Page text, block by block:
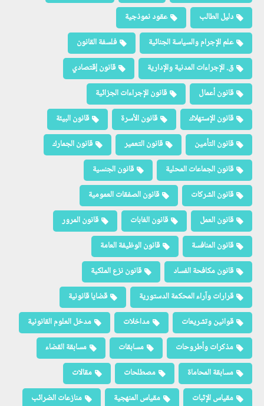
دليل الطالب
عقود نموذجية
علم الإجرام والسياسة الجنائية
فلسفة القانون
ق. الإجراءات المدنية والإدارية
قانون إقتصادي
قانون أعمال
قانون الإجراءات الجزائية
قانون الإستهلاك
قانون الأسرة
قانون البيئة
قانون التأمين
قانون التعمير
قانون الجمارك
قانون الجماعات المحلية
قانون الجنسية
قانون الشركات
قانون الصفقات العمومية
قانون العمل
قانون الغابات
قانون المرور
قانون المنافسة
قانون الوظيفة العامة
قانون مكافحة الفساد
قانون نزع الملكية
قرارات وآراء المحكمة الدستورية
قضايا قانونية
قوانين وتشريعات
مداخلات
مدخل العلوم القانونية
مذكرات وأطروحات
مسابقات
مسابقة القضاء
مسابقة المحاماة
مصطلحات
مقالات
مقياس الإثبات
مقياس المنهجية
منازعات الضرائب